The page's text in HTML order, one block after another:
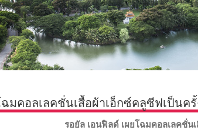
ฉมคอลเลคชั่นเสื้อผ้าเอ็กซ์คลูซีฟเป็น
รอยัล เอนฟิลด์ เผยโฉมคอลเลคชั่น